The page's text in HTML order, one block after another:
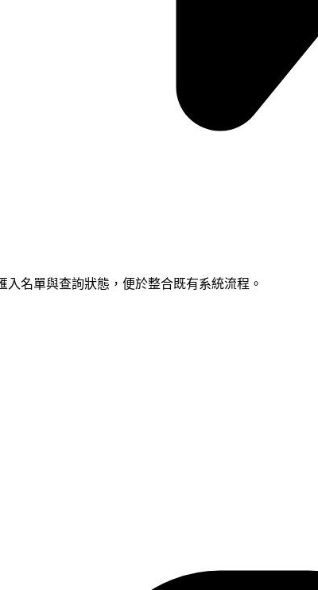
名單與查詢狀態，便於整合既有系統流程。